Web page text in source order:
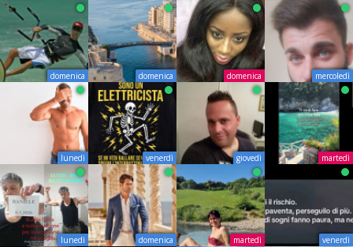
domenica domenica domenica mercoledì
lunedì venerdì giovedì martedì
lunedì domenica martedì venerdì